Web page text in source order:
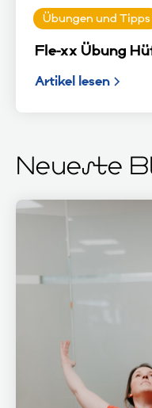
Übungen und Tipps
Fle-xx Übung
Artikel lesen
Neueste